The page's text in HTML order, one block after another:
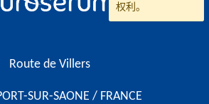
权利。
Route de Villers
SUR-SAONE / FRANCE